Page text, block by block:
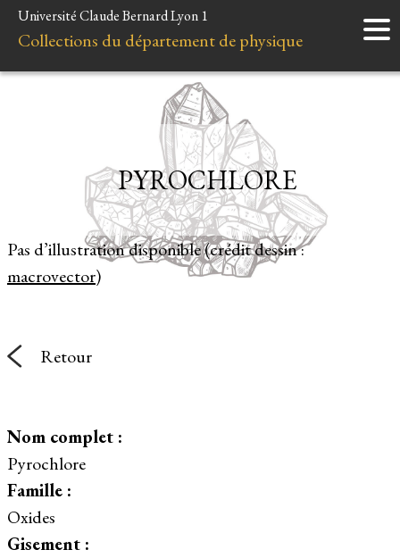
Accueil
Instruments
Liens et ressources
Université Claude Bernard Lyon 1
Collections du département de physique
Pas d’illustration disponible (crédit dessin :
macrovector)
PYROCHLORE
Retour
Nom complet :
Pyrochlore
Famille :
Oxides
Gisement :